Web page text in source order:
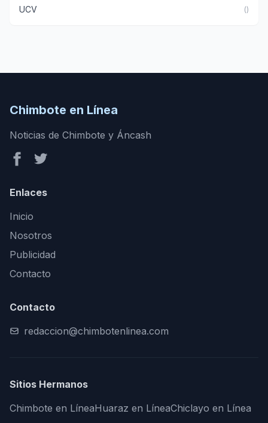
UCV ()
Chimbote en Línea
Noticias de Chimbote y Áncash
Enlaces
Inicio
Nosotros
Publicidad
Contacto
Contacto
redaccion@chimbotenlinea.com
Sitios Hermanos
Chimbote en LíneaHuaraz en LíneaChiclayo en Línea